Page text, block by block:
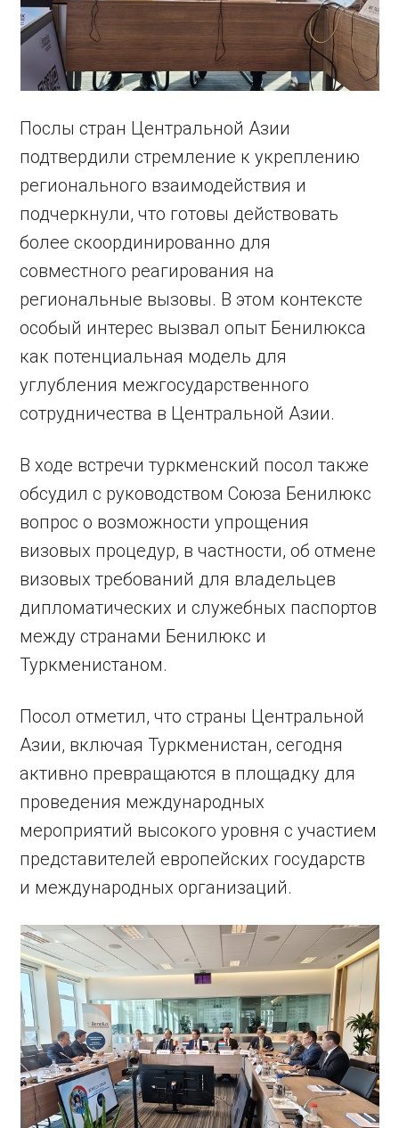
Послы стран Центральной Азии
подтвердили стремление к укреплению
регионального взаимодействия и
подчеркнули, что готовы действовать
более скоординированно для
совместного реагирования на
региональные вызовы. В этом контексте
особый интерес вызвал опыт Бенилюкса
как потенциальная модель для
углубления межгосударственного
сотрудничества в Центральной Азии.
В ходе встречи туркменский посол также
обсудил с руководством Союза Бенилюкс
вопрос о возможности упрощения
визовых процедур, в частности, об отмене
визовых требований для владельцев
дипломатических и служебных паспортов
между странами Бенилюкс и
Туркменистаном.
Посол отметил, что страны Центральной
Азии, включая Туркменистан, сегодня
активно превращаются в площадку для
проведения международных
мероприятий высокого уровня с участием
представителей европейских государств
и международных организаций.